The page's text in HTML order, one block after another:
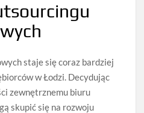
staje się coraz bardziej
w Łodzi. Decydując
zewnętrznemu biuru
skupić się na rozwoju